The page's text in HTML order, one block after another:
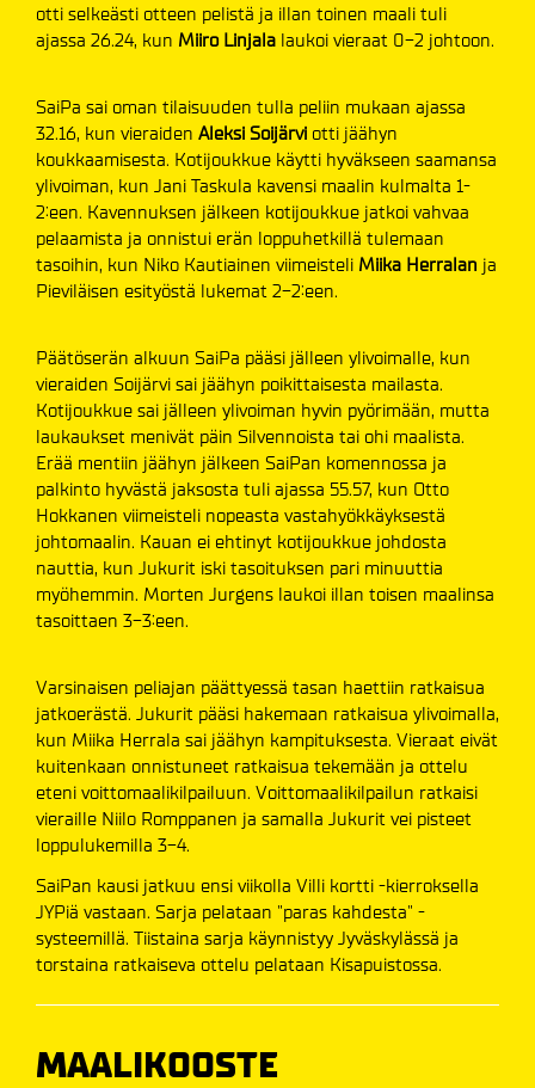
otti selkeästi otteen pelistä ja illan toinen maali tuli
ajassa 26.24, kun Miiro Linjala laukoi vieraat 0-2 johtoon.
SaiPa sai oman tilaisuuden tulla peliin mukaan ajassa
32.16, kun vieraiden Aleksi Soijärvi otti jäähyn
koukkaamisesta. Kotijoukkue käytti hyväkseen saamansa
ylivoiman, kun Jani Taskula kavensi maalin kulmalta 1-
2:een. Kavennuksen jälkeen kotijoukkue jatkoi vahvaa
pelaamista ja onnistui erän loppuhetkillä tulemaan
tasoihin, kun Niko Kautiainen viimeisteli Miika Herralan ja
Pieviläisen esityöstä lukemat 2-2:een.
Päätöserän alkuun SaiPa pääsi jälleen ylivoimalle, kun
vieraiden Soijärvi sai jäähyn poikittaisesta mailasta.
Kotijoukkue sai jälleen ylivoiman hyvin pyörimään, mutta
laukaukset menivät päin Silvennoista tai ohi maalista.
Erää mentiin jäähyn jälkeen SaiPan komennossa ja
palkinto hyvästä jaksosta tuli ajassa 55.57, kun Otto
Hokkanen viimeisteli nopeasta vastahyökkäyksestä
johtomaalin. Kauan ei ehtinyt kotijoukkue johdosta
nauttia, kun Jukurit iski tasoituksen pari minuuttia
myöhemmin. Morten Jurgens laukoi illan toisen maalinsa
tasoittaen 3-3:een.
Varsinaisen peliajan päättyessä tasan haettiin ratkaisua
jatkoerästä. Jukurit pääsi hakemaan ratkaisua ylivoimalla,
kun Miika Herrala sai jäähyn kampituksesta. Vieraat eivät
kuitenkaan onnistuneet ratkaisua tekemään ja ottelu
eteni voittomaalikilpailuun. Voittomaalikilpailun ratkaisi
vieraille Niilo Romppanen ja samalla Jukurit vei pisteet
loppulukemilla 3-4.
SaiPan kausi jatkuu ensi viikolla Villi kortti -kierroksella
JYPiä vastaan. Sarja pelataan "paras kahdesta" -
systeemillä. Tiistaina sarja käynnistyy Jyväskylässä ja
torstaina ratkaiseva ottelu pelataan Kisapuistossa.
MAALIKOOSTE